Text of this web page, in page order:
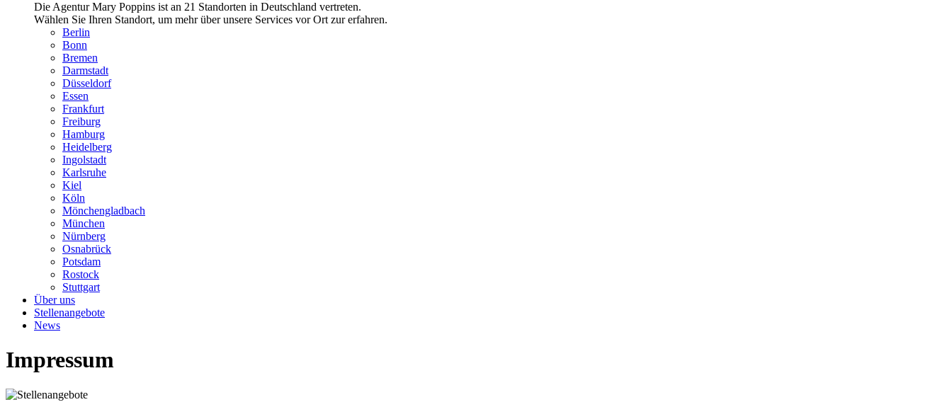
Die Agentur Mary Poppins ist an 21 Standorten in Deutschland vertreten.
Wählen Sie Ihren Standort, um mehr über unsere Services vor Ort zur erfahren.
Berlin
Bonn
Bremen
Darmstadt
Düsseldorf
Essen
Frankfurt
Freiburg
Hamburg
Heidelberg
Ingolstadt
Karlsruhe
Kiel
Köln
Mönchengladbach
München
Nürnberg
Osnabrück
Potsdam
Rostock
Stuttgart
Über uns
Stellenangebote
News
Impressum